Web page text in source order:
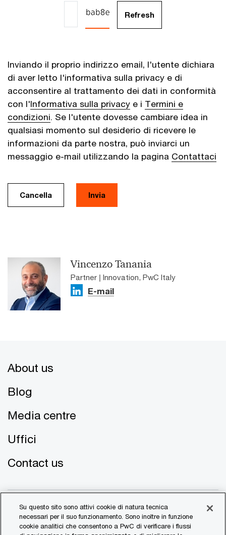
Inviando il proprio indirizzo email, l'utente dichiara
di aver letto l'informativa sulla privacy e di
acconsentire al trattamento dei dati in conformità
con l'Informativa sulla privacy e i Termini e
condizioni. Se l'utente dovesse cambiare idea in
qualsiasi momento sul desiderio di ricevere le
informazioni da parte nostra, può inviarci un
messaggio e-mail utilizzando la pagina Contattaci
Cancella Invia
Vincenzo Tanania
Partner | Innovation, PwC Italy
E-mail
About us
Blog
Media centre
Uffici
Contact us
Su questo sito sono attivi cookie di natura tecnica
necessari per il suo funzionamento. Sono inoltre in funzione
cookie analitici che consentono a PwC di verificare i flussi